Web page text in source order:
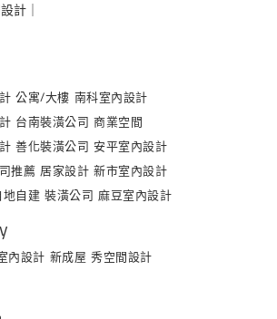
計｜
公寓/大樓 南科室內設計
台南裝潢公司 商業空間
善化裝潢公司 安平室內設計
推薦 居家設計 新市室內設計
地自建 裝潢公司 麻豆室內設計
內設計 新成屋 秀空間設計